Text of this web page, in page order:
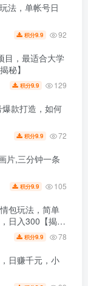
法，单帐号日
积分9.9 92
目，最适合大学
秘】
积分9.9 129
款打造，如何
积分9.9 72
片,三分钟一条
积分9.9 105
包玩法，简单
日入300【揭
积分9.9 78
日赚千元，小